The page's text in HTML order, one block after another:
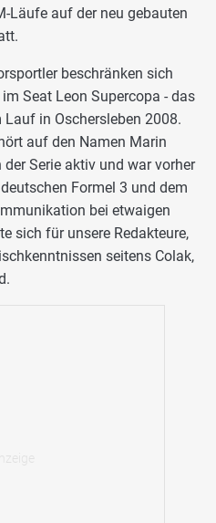
Läufe auf der neu gebauten
beschränken sich
Seat Leon Supercopa - das
in Oschersleben 2008.
auf den Namen Marin
Serie aktiv und war vorher
Formel 3 und dem
bei etwaigen
sich für unsere Redakteure,
seitens Colak,